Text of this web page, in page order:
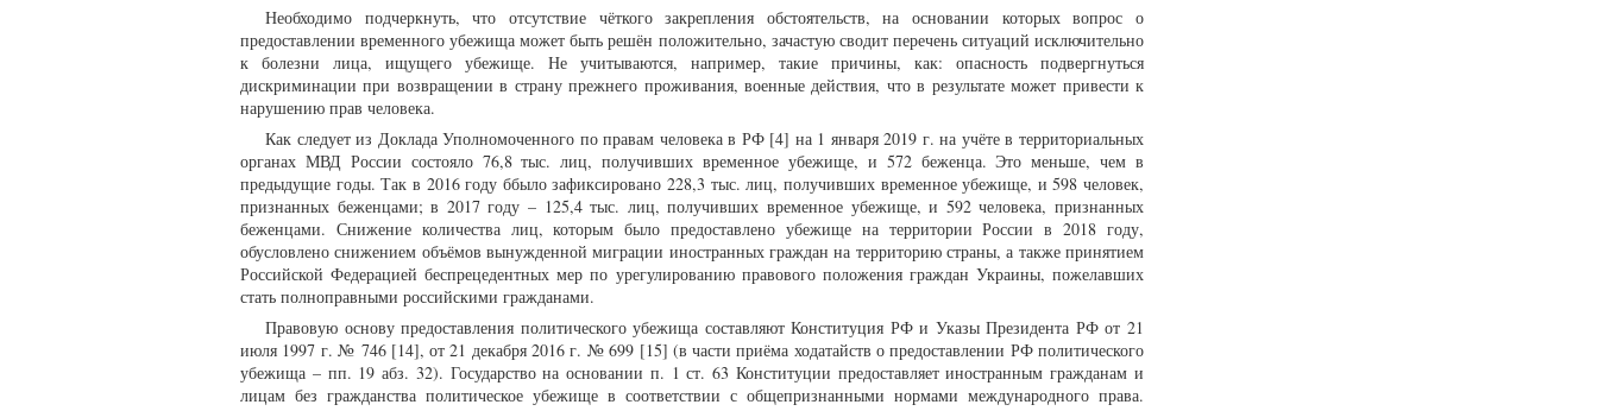
Необходимо подчеркнуть, что отсутствие чёткого закрепления обстоятельств, на основании которых вопрос о
предоставлении временного убежища может быть решён положительно, зачастую сводит перечень ситуаций исключительно
к болезни лица, ищущего убежище. Не учитываются, например, такие причины, как: опасность подвергнуться
дискриминации при возвращении в страну прежнего проживания, военные действия, что в результате может привести к
нарушению прав человека.
Как следует из Доклада Уполномоченного по правам человека в РФ [4] на 1 января 2019 г. на учёте в территориальных
органах МВД России состояло 76,8 тыс. лиц, получивших временное убежище, и 572 беженца. Это меньше, чем в
предыдущие годы. Так в 2016 году ббыло зафиксировано 228,3 тыс. лиц, получивших временное убежище, и 598 человек,
признанных беженцами; в 2017 году – 125,4 тыс. лиц, получивших временное убежище, и 592 человека, признанных
беженцами. Снижение количества лиц, которым было предоставлено убежище на территории России в 2018 году,
обусловлено снижением объёмов вынужденной миграции иностранных граждан на территорию страны, а также принятием
Российской Федерацией беспрецедентных мер по урегулированию правового положения граждан Украины, пожелавших
стать полноправными российскими гражданами.
Правовую основу предоставления политического убежища составляют Конституция РФ и Указы Президента РФ от 21
июля 1997 г. № 746 [14], от 21 декабря 2016 г. № 699 [15] (в части приёма ходатайств о предоставлении РФ политического
убежища – пп. 19 абз. 32). Государство на основании п. 1 ст. 63 Конституции предоставляет иностранным гражданам и
лицам без гражданства политическое убежище в соответствии с общепризнанными нормами международного права.